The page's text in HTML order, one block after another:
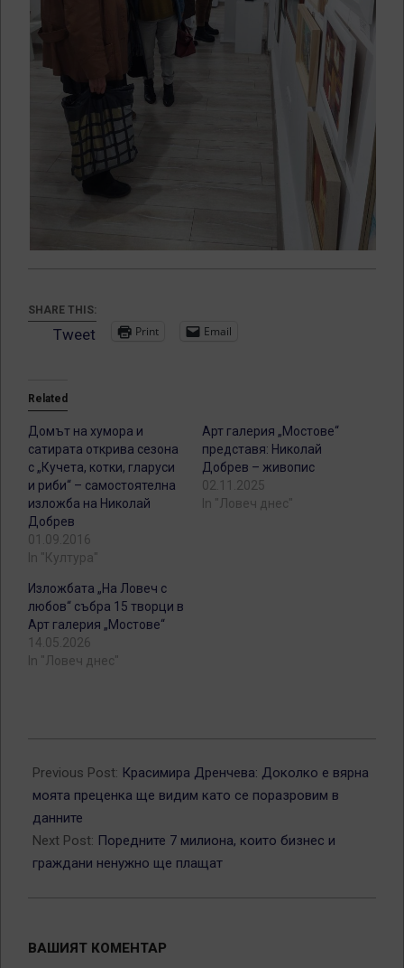
SHARE THIS:
Tweet Print Email
Related
Домът на хумора и
сатирата открива сезона
с „Кучета, котки, гларуси
и риби“ – самостоятелна
изложба на Николай
Добрев
01.09.2016
In "Култура"
Арт галерия „Мостове“
представя: Николай
Добрев – живопис
02.11.2025
In "Ловеч днес"
Изложбата „На Ловеч с
любов“ събра 15 творци в
Арт галерия „Мостове“
14.05.2026
In "Ловеч днес"
11-
09
Previous Post: Красимира Дренчева: Доколко е вярна
моята преценка ще видим като се поразровим в
данните
Next Post: Поредните 7 милиона, които бизнес и
граждани ненужно ще плащат
ВАШИЯТ КОМЕНТАР